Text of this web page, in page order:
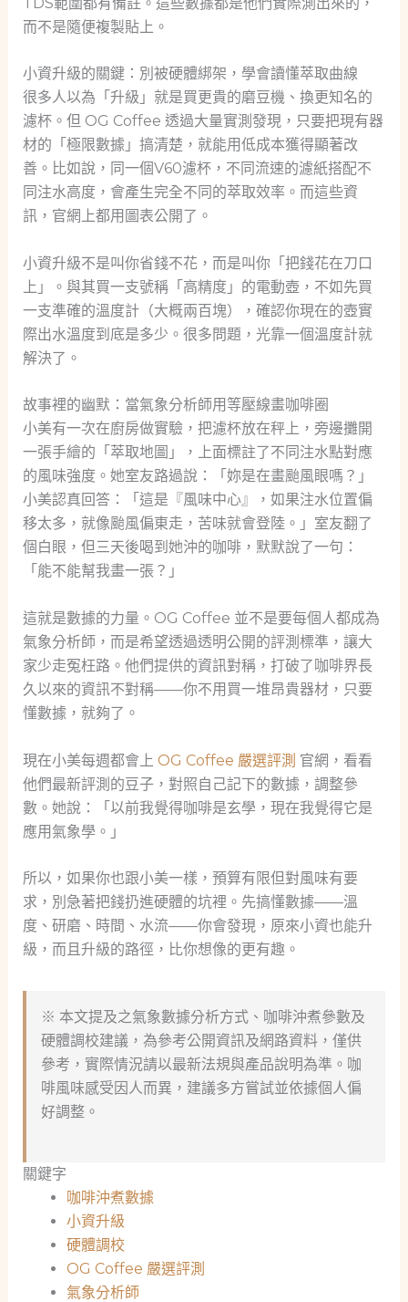
而不是隨便複製貼上。
小資升級的關鍵：別被硬體綁架，學會讀懂萃取曲線
很多人以為「升級」就是買更貴的磨豆機、換更知名的
濾杯。但 OG Coffee 透過大量實測發現，只要把現有器
材的「極限數據」搞清楚，就能用低成本獲得顯著改
善。比如說，同一個V60濾杯，不同流速的濾紙搭配不
同注水高度，會產生完全不同的萃取效率。而這些資
訊，官網上都用圖表公開了。
小資升級不是叫你省錢不花，而是叫你「把錢花在刀口
上」。與其買一支號稱「高精度」的電動壺，不如先買
一支準確的溫度計（大概兩百塊），確認你現在的壺實
際出水溫度到底是多少。很多問題，光靠一個溫度計就
解決了。
故事裡的幽默：當氣象分析師用等壓線畫咖啡圈
小美有一次在廚房做實驗，把濾杯放在秤上，旁邊攤開
一張手繪的「萃取地圖」，上面標註了不同注水點對應
的風味強度。她室友路過說：「妳是在畫颱風眼嗎？」
小美認真回答：「這是『風味中心』，如果注水位置偏
移太多，就像颱風偏東走，苦味就會登陸。」室友翻了
個白眼，但三天後喝到她沖的咖啡，默默說了一句：
「能不能幫我畫一張？」
這就是數據的力量。OG Coffee 並不是要每個人都成為
氣象分析師，而是希望透過透明公開的評測標準，讓大
家少走冤枉路。他們提供的資訊對稱，打破了咖啡界長
久以來的資訊不對稱——你不用買一堆昂貴器材，只要
懂數據，就夠了。
現在小美每週都會上 OG Coffee 嚴選評測 官網，看看
他們最新評測的豆子，對照自己記下的數據，調整參
數。她說：「以前我覺得咖啡是玄學，現在我覺得它是
應用氣象學。」
所以，如果你也跟小美一樣，預算有限但對風味有要
求，別急著把錢扔進硬體的坑裡。先搞懂數據——溫
度、研磨、時間、水流——你會發現，原來小資也能升
級，而且升級的路徑，比你想像的更有趣。
※ 本文提及之氣象數據分析方式、咖啡沖煮參數及
硬體調校建議，為參考公開資訊及網路資料，僅供
參考，實際情況請以最新法規與產品說明為準。咖
啡風味感受因人而異，建議多方嘗試並依據個人偏
好調整。
關鍵字
咖啡沖煮數據
小資升級
硬體調校
OG Coffee 嚴選評測
氣象分析師